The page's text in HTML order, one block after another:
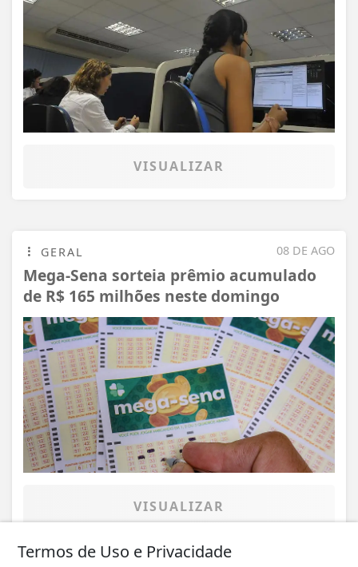
VISUALIZAR
08 DE AGO
GERAL
Mega-Sena sorteia prêmio acumulado
de R$ 165 milhões neste domingo
VISUALIZAR
Termos de Uso e Privacidade